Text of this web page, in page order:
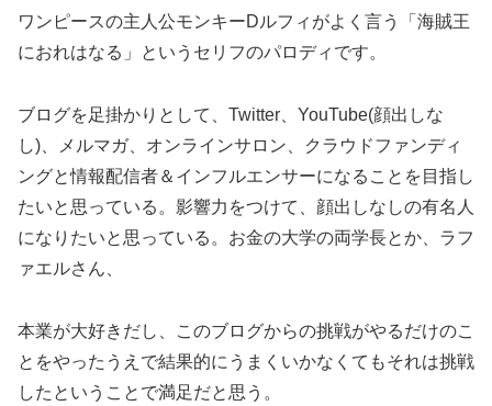
ワンピースの主人公モンキーDルフィがよく言う「海賊王
におれはなる」というセリフのパロディです。
ブログを足掛かりとして、Twitter、YouTube(顔出しな
し)、メルマガ、オンラインサロン、クラウドファンディ
ングと情報配信者＆インフルエンサーになることを目指し
たいと思っている。影響力をつけて、顔出しなしの有名人
になりたいと思っている。お金の大学の両学長とか、ラフ
ァエルさん、
本業が大好きだし、このブログからの挑戦がやるだけのこ
とをやったうえで結果的にうまくいかなくてもそれは挑戦
したということで満足だと思う。